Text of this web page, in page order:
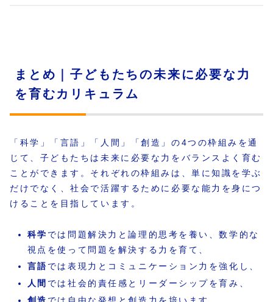
まとめ｜子どもたちの未来に必要な力
を育むカリキュラム
「科学」「言語」「人間」「創造」の4つの枠組みを通
じて、子どもたちは未来に必要な力をバランスよく育む
ことができます。それぞれの枠組みは、単に知識を学ぶ
だけでなく、社会で活躍するために必要な能力を身につ
けることを目指しています。
科学 では問題解決力と論理的思考を養い、数学的な
視点を使って問題を解決する力を育て、
言語 では表現力とコミュニケーション力を強化し、
人間 では社会的責任感とリーダーシップを育み、